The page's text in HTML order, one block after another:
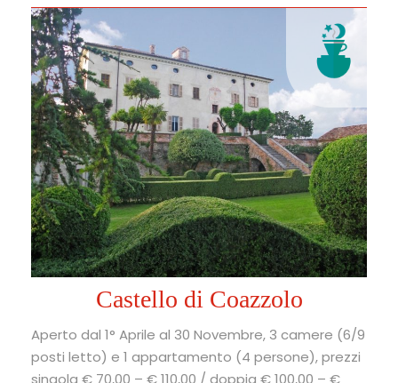
Castello di Coazzolo
Aperto dal 1° Aprile al 30 Novembre, 3 camere (6/9
posti letto) e 1 appartamento (4 persone), prezzi
singola € 70,00 – € 110,00 / doppia € 100,00 – €